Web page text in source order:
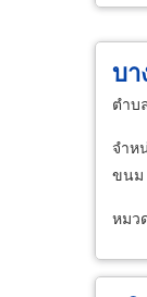
บา
ตำบ
จำห
ขนม
หมว